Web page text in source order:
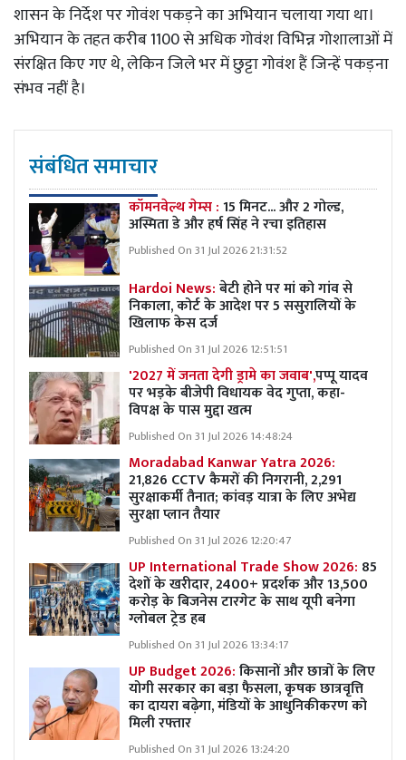
शासन के निर्देश पर गोवंश पकड़ने का अभियान चलाया गया था।
अभियान के तहत करीब 1100 से अधिक गोवंश विभिन्न गोशालाओं में
संरक्षित किए गए थे, लेकिन जिले भर में छुट्टा गोवंश हैं जिन्हें पकड़ना
संभव नहीं है।
संबंधित समाचार
कॉमनवेल्थ गेम्स :15 मिनट... और 2 गोल्ड,
अस्मिता डे और हर्ष सिंह ने रचा इतिहास
Published On 31 Jul 2026 21:31:52
Hardoi News:बेटी होने पर मां को गांव से
निकाला, कोर्ट के आदेश पर 5 ससुरालियों के
खिलाफ केस दर्ज
Published On 31 Jul 2026 12:51:51
'2027 में जनता देगी ड्रामे का जवाब',पप्पू यादव
पर भड़के बीजेपी विधायक वेद गुप्ता, कहा-
विपक्ष के पास मुद्दा खत्म
Published On 31 Jul 2026 14:48:24
Moradabad Kanwar Yatra 2026:
21,826 CCTV कैमरों की निगरानी, 2,291
सुरक्षाकर्मी तैनात; कांवड़ यात्रा के लिए अभेद्य
सुरक्षा प्लान तैयार
Published On 31 Jul 2026 12:20:47
UP International Trade Show 2026: 85
देशों के खरीदार, 2400+ प्रदर्शक और 13,500
करोड़ के बिजनेस टारगेट के साथ यूपी बनेगा
ग्लोबल ट्रेड हब
Published On 31 Jul 2026 13:34:17
UP Budget 2026:किसानों और छात्रों के लिए
योगी सरकार का बड़ा फैसला, कृषक छात्रवृत्ति
का दायरा बढ़ेगा, मंडियों के आधुनिकीकरण को
मिली रफ्तार
Published On 31 Jul 2026 13:24:20